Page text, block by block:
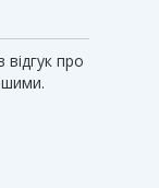
про